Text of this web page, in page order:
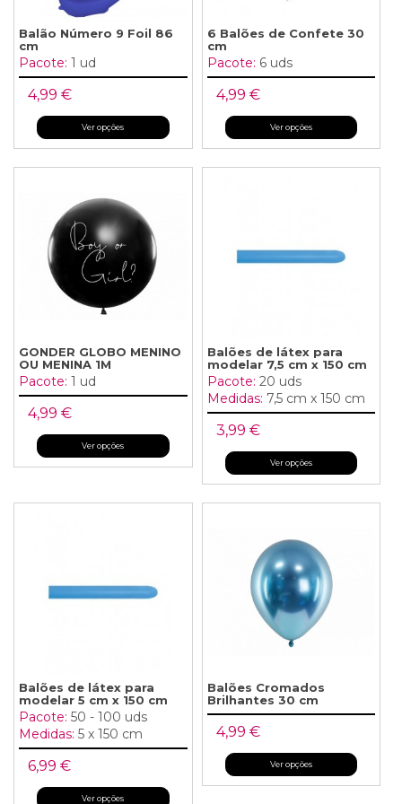
Balão Número 9 Foil 86
cm
Pacote: 1 ud
4,99 €
Ver opções
6 Balões de Confete 30
cm
Pacote: 6 uds
4,99 €
Ver opções
GONDER GLOBO MENINO
OU MENINA 1M
Pacote: 1 ud
4,99 €
Ver opções
Balões de látex para
modelar 7,5 cm x 150 cm
Pacote: 20 uds
Medidas: 7,5 cm x 150 cm
3,99 €
Ver opções
Balões de látex para
modelar 5 cm x 150 cm
Pacote: 50 - 100 uds
Medidas: 5 x 150 cm
6,99 €
Ver opções
Balões Cromados
Brilhantes 30 cm
4,99 €
Ver opções